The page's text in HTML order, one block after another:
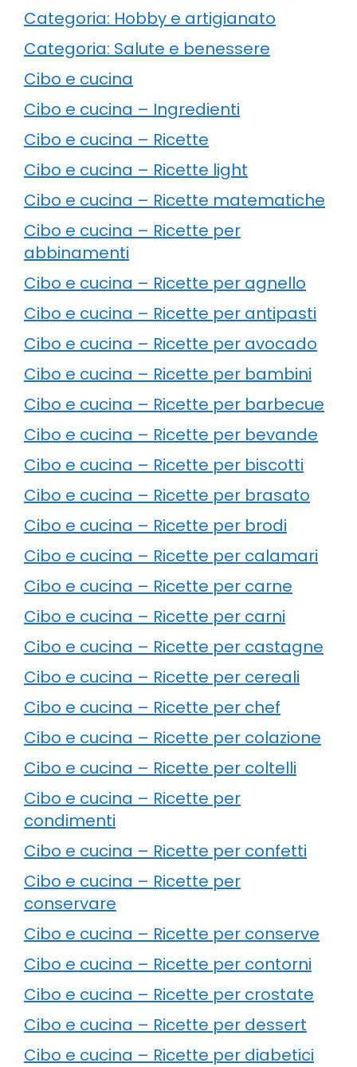
Categoria: Hobby e artigianato
Categoria: Salute e benessere
Cibo e cucina
Cibo e cucina – Ingredienti
Cibo e cucina – Ricette
Cibo e cucina – Ricette light
Cibo e cucina – Ricette matematiche
Cibo e cucina – Ricette per
abbinamenti
Cibo e cucina – Ricette per agnello
Cibo e cucina – Ricette per antipasti
Cibo e cucina – Ricette per avocado
Cibo e cucina – Ricette per bambini
Cibo e cucina – Ricette per barbecue
Cibo e cucina – Ricette per bevande
Cibo e cucina – Ricette per biscotti
Cibo e cucina – Ricette per brasato
Cibo e cucina – Ricette per brodi
Cibo e cucina – Ricette per calamari
Cibo e cucina – Ricette per carne
Cibo e cucina – Ricette per carni
Cibo e cucina – Ricette per castagne
Cibo e cucina – Ricette per cereali
Cibo e cucina – Ricette per chef
Cibo e cucina – Ricette per colazione
Cibo e cucina – Ricette per coltelli
Cibo e cucina – Ricette per
condimenti
Cibo e cucina – Ricette per confetti
Cibo e cucina – Ricette per
conservare
Cibo e cucina – Ricette per conserve
Cibo e cucina – Ricette per contorni
Cibo e cucina – Ricette per crostate
Cibo e cucina – Ricette per dessert
Cibo e cucina – Ricette per diabetici